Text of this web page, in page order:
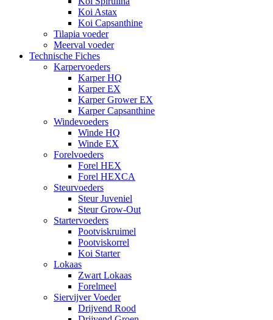
Koi Astax
Koi Capsanthine
Tilapia voeder
Meerval voeder
Technische Fiches
Karpervoeders
Karper HQ
Karper EX
Karper Grower EX
Karper Capsanthine
Windevoeders
Winde HQ
Winde EX
Forelvoeders
Forel HEX
Forel HEXCA
Steurvoeders
Steur Juveniel
Steur Grow-Out
Startervoeders
Pootviskruimel
Pootviskorrel
Koi Starter
Lokaas
Zwart Lokaas
Forelmeel
Siervijver Voeder
Drijvend Rood